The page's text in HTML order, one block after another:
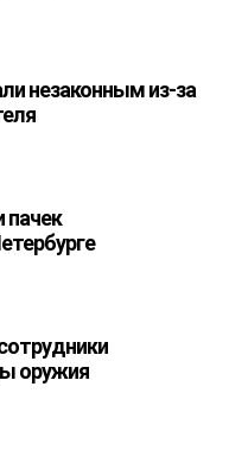
незаконным из-за
пачек
оружия